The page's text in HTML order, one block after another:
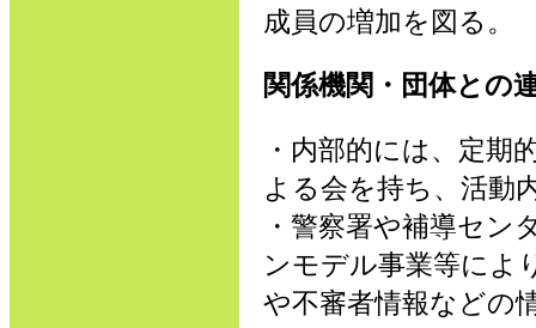
成員の増加を図る。
関係機関・団体との
・内部的には、定期
よる会を持ち、活動
・警察署や補導セン
ンモデル事業等によ
や不審者情報などの